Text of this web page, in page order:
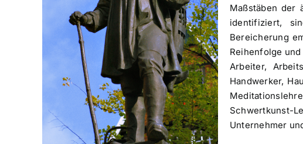
Maßstäben der
identifiziert,
Bereicherung
Reihenfolge
Arbeiter,
Handwerker,
Schwertkunst-
Unternehmer